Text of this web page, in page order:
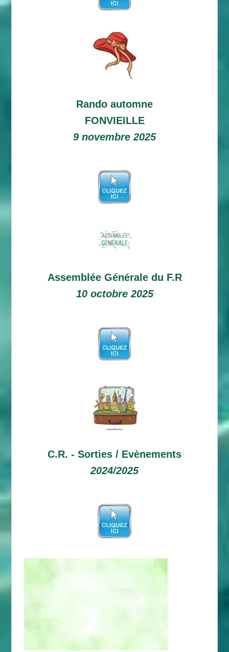
Rando automne
FONVIEILLE
9 novembre 2025
Assemblée Générale du F.R
10 octobre 2025
C.R. - Sorties / Evènements
2024/2025